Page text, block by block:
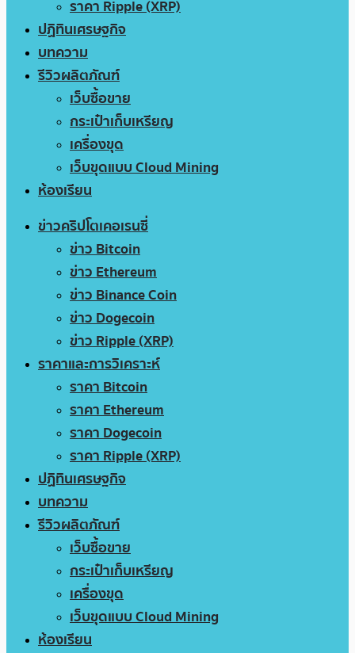
ราคา Ripple (XRP)
ปฏิทินเศรษฐกิจ
บทความ
รีวิวผลิตภัณฑ์
เว็บซื้อขาย
กระเป๋าเก็บเหรียญ
เครื่องขุด
เว็บขุดแบบ Cloud Mining
ห้องเรียน
ข่าวคริปโตเคอเรนซี่
ข่าว Bitcoin
ข่าว Ethereum
ข่าว Binance Coin
ข่าว Dogecoin
ข่าว Ripple (XRP)
ราคาและการวิเคราะห์
ราคา Bitcoin
ราคา Ethereum
ราคา Dogecoin
ราคา Ripple (XRP)
ปฏิทินเศรษฐกิจ
บทความ
รีวิวผลิตภัณฑ์
เว็บซื้อขาย
กระเป๋าเก็บเหรียญ
เครื่องขุด
เว็บขุดแบบ Cloud Mining
ห้องเรียน